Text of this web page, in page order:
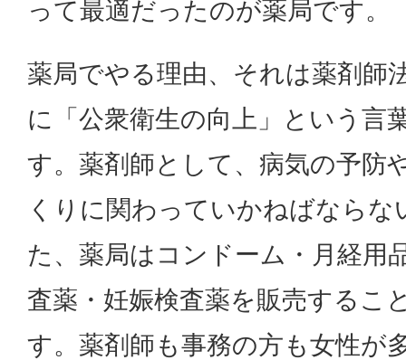
って最適だったのが薬局です。
薬局でやる理由、それは薬剤師
に「公衆衛生の向上」という言
す。薬剤師として、病気の予防
くりに関わっていかねばならな
た、薬局はコンドーム・月経用
査薬・妊娠検査薬を販売するこ
す。薬剤師も事務の方も女性が